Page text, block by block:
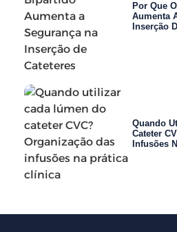
Por Que
Aumenta
Inserção
Quando
Cateter
Infusões